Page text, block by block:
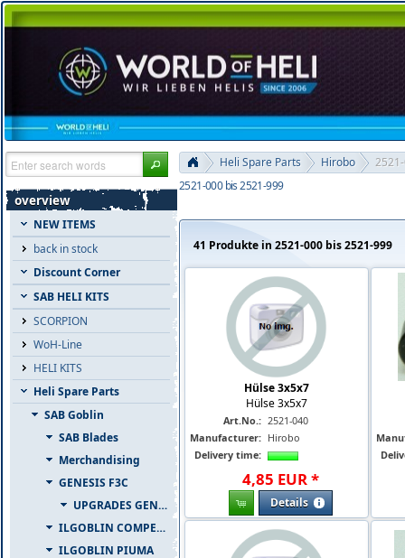
overview
NEW ITEMS
back in stock
Discount Corner
SAB HELI KITS
SCORPION
WoH-Line
HELI KITS
Heli Spare Parts
SAB Goblin
SAB Blades
Merchandising
GENESIS F3C
UPGRADES GENESIS F3C
ILGOBLIN COMPETIZIONE
ILGOBLIN PIUMA
Heli Spare Parts Hirobo
2521-000 bis 2521-999
41 Produkte in 2521-000 bis 2521-999
Hülse 3x5x7
Hülse 3x5x7
Art.No.: 2521-040
Manufacturer: Hirobo
Delivery time:
4,85 EUR*
Details